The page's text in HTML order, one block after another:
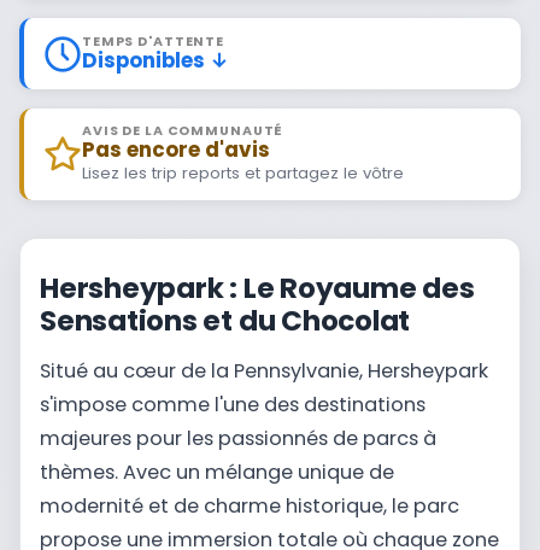
TEMPS D'ATTENTE
Disponibles ↓
AVIS DE LA COMMUNAUTÉ
Pas encore d'avis
Lisez les trip reports et partagez le vôtre
Hersheypark : Le Royaume des
Sensations et du Chocolat
Situé au cœur de la Pennsylvanie, Hersheypark
s'impose comme l'une des destinations
majeures pour les passionnés de parcs à
thèmes. Avec un mélange unique de
modernité et de charme historique, le parc
propose une immersion totale où chaque zone